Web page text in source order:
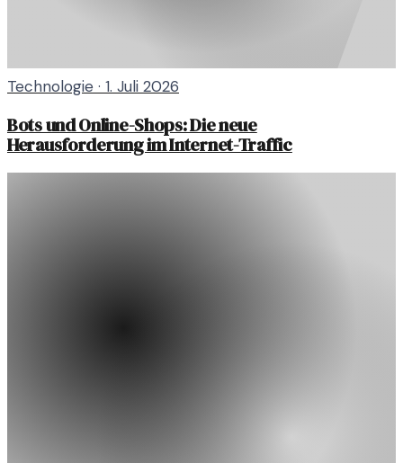
Technologie · 1. Juli 2026
Bots und Online-Shops: Die neue
Herausforderung im Internet-Traffic